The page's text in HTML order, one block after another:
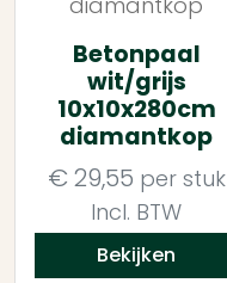
Betonpaal
wit/grijs
10x10x280cm
diamantkop
€ 29,55 per stuk
Incl. BTW
Bekijken